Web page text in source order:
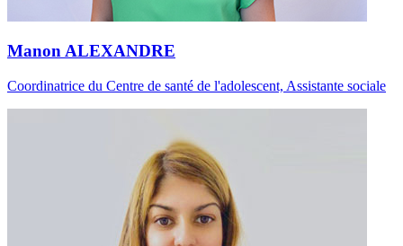
Manon ALEXANDRE
Coordinatrice du Centre de santé de l'adolescent, Assistante sociale